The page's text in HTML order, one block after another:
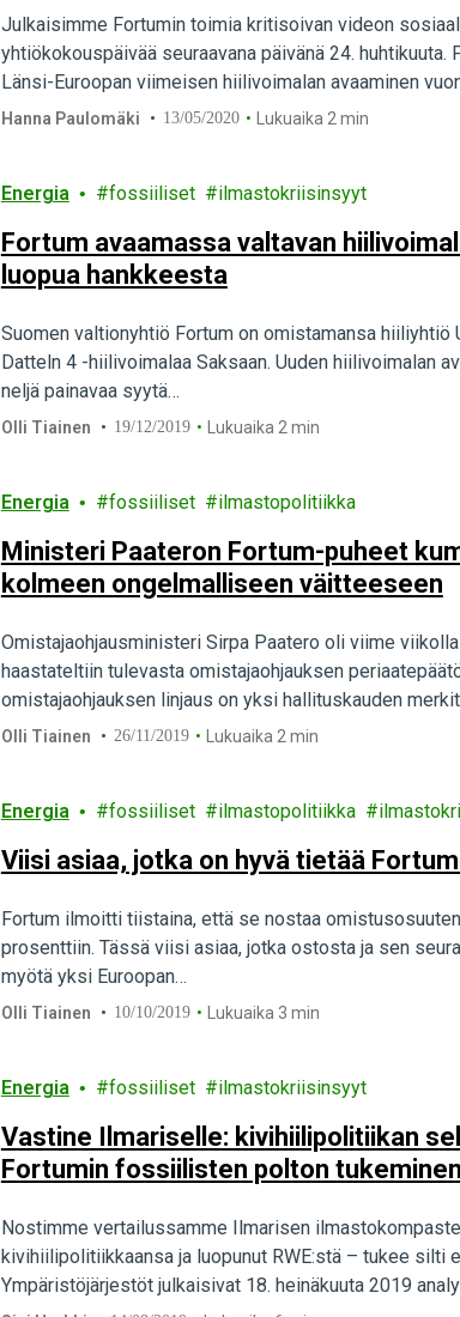
Julkaisimme Fortumin toimia kritisoivan videon
yhtiökokouspäivää seuraavana päivänä 24.
Länsi-Euroopan viimeisen hiilivoimalan avaaminen
Hanna Paulomäki 13/05/2020 Lukuaika 2 min
Energia fossiiliset ilmastokriisinsyyt
Fortum avaamassa valtavan
luopua hankkeesta
Suomen valtionyhtiö Fortum on omistamansa hiiliyhtiö
Datteln 4 -hiilivoimalaa Saksaan. Uuden hiilivoimalan
neljä painavaa syytä…
Olli Tiainen 19/12/2019 Lukuaika 2 min
Energia fossiiliset ilmastopolitiikka
Ministeri Paateron Fortum-puheet
kolmeen ongelmalliseen väitteeseen
Omistajaohjausministeri Sirpa Paatero oli viime
haastateltiin tulevasta omistajaohjauksen
omistajaohjauksen linjaus on yksi hallituskauden
omistajaohjauksen kautta…
Olli Tiainen 26/11/2019 Lukuaika 2 min
Energia fossiiliset ilmastopolitiikka
Viisi asiaa, jotka on hyvä tietää
Fortum ilmoitti tiistaina, että se nostaa
prosenttiin. Tässä viisi asiaa, jotka ostosta ja sen
myötä yksi Euroopan…
Olli Tiainen 10/10/2019 Lukuaika 3 min
Energia fossiiliset ilmastokriisinsyyt
Vastine Ilmariselle: kivihiilipolitiikan
Fortumin fossiilisten polton
Nostimme vertailussamme Ilmarisen
kivihiilipolitiikkaansa ja luopunut RWE:stä – tukee
Ympäristöjärjestöt julkaisivat 18. heinäkuuta 2019